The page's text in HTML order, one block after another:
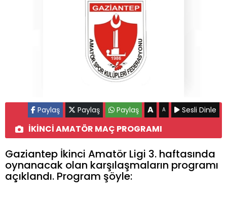
Paylaş Paylaş Paylaş A A Sesli Dinle
İKİNCİ AMATÖR MAÇ PROGRAMI
Gaziantep İkinci Amatör Ligi 3. haftasında
oynanacak olan karşılaşmaların programı
açıklandı. Program şöyle: